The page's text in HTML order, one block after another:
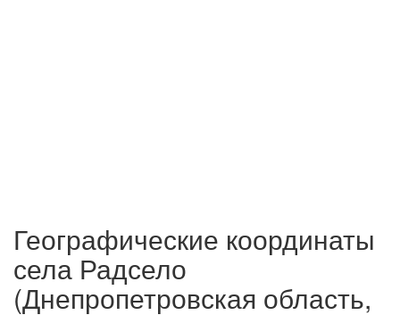
Географические координаты
села Радсело
(Днепропетровская область,